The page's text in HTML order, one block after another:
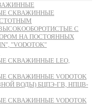
СКВАЖИННЫЕ
С
НА ПОСТОЯННЫХ
"VODOTOK"
СКВАЖИННЫЕ LEO,
СКВАЖИННЫЕ VODOTOK
ВОДЫ) БЦПЭ-ГВ, НПЦВ-
СКВАЖИННЫЕ VODOTOK